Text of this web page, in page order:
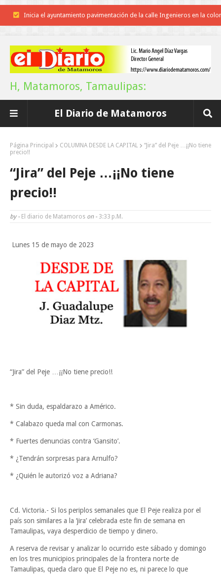
Inicia el ayuntamiento pavimentación de la calle Ingenieros en la
Prepara la UAT el arranque del ciclo escolar Otoño 2026
economía de las familias
Definirá la Presidenta el futuro de México el 1 de Septiembre.
Promueve Tamaulipas su riqueza artesanal y turística en la Ciudad
POCO VENENO NO MATA
Trump y Sheinbaum llevan agua a su molino
Funcionarios, periodistas y empresarios
Miercoles, 5 Agosto
H, Matamoros, Tamaulipas:
El Diario de Matamoros
Página Principal COLUMNA DESDE LA CAPITAL
“Jira” del Peje …¡¡No tiene
precio!!
“Jira” del Peje …¡¡No tiene
precio!!
by - El diario de Matamoros on - 3:33 P.m.
Lunes 15 de mayo de 2023
“Jira” del Peje …¡¡No tiene precio!!
* Sin duda, espaldarazo a Américo.
* Calabazo queda mal con Carmonas.
* Fuertes denuncias contra ‘Gansito’.
* ¿Tendrán sorpresas para Arnulfo?
* ¿Quién le autorizó voz a Adriana?
Cd. Victoria.- Si los periplos semanales que El Peje realiza por el
país son similares a la ‘jira’ celebrada este fin de semana en
Tamaulipas, vaya desperdicio de tiempo y dinero.
A reserva de revisar y analizar lo ocurrido este sábado y domingo
en los tres municipios principales de la frontera norte de
Tamaulipas, queda claro que El Peje no es, ni parece lo que